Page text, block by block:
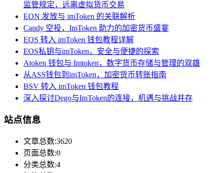
监管规定，远离虚拟货币交易
EON 发放与 imToken 的关联解析
Candy 空投，ImToken 助力的加密货币盛宴
EOS 转入 imToken 钱包教程详解
EOS私钥与imToken，安全与便捷的探索
Atoken 钱包与 Imtoken，数字货币存储与管理的双雄
从ASS钱包到imToken，加密货币转账指南
BSV 转入 imToken 钱包教程
深入探讨Dego与ImToken的连接，机遇与挑战并存
站点信息
文章总数:3620
页面总数:0
分类总数:4